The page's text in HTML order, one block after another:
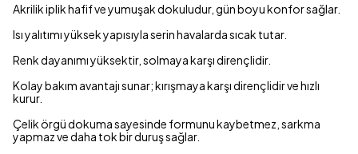
Akrilik iplik hafif ve yumuşak dokuludur, gün boyu konfor sağlar.
Isı yalıtımı yüksek yapısıyla serin havalarda sıcak tutar.
Renk dayanımı yüksektir, solmaya karşı dirençlidir.
Kolay bakım avantajı sunar; kırışmaya karşı dirençlidir ve hızlı
kurur.
Çelik örgü dokuma sayesinde formunu kaybetmez, sarkma
yapmaz ve daha tok bir duruş sağlar.